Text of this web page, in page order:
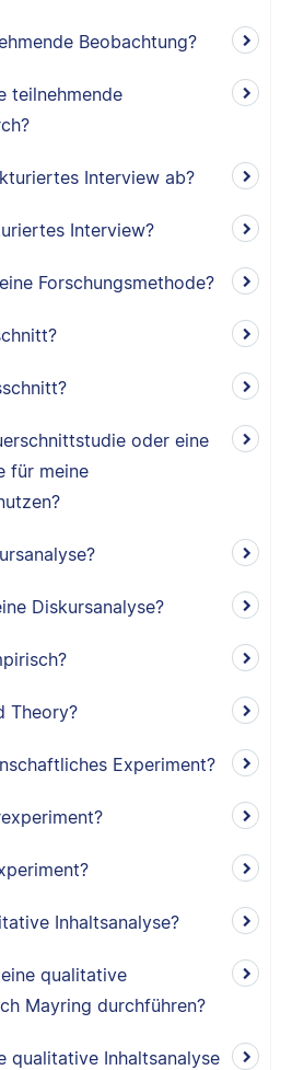
Beobachtung?
teilnehmende
Interview ab?
Interview?
Forschungsmethode?
oder eine
für meine
Diskursanalyse?
Theory?
Experiment?
Inhaltsanalyse?
qualitative
Mayring durchführen?
qualitative Inhaltsanalyse